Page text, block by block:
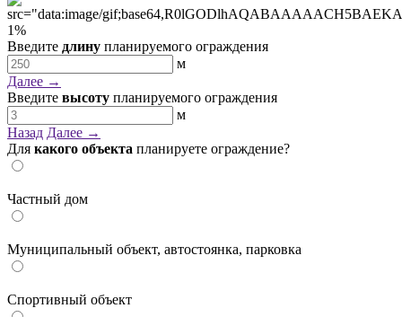
1%
Введите длину планируемого ограждения
м
Далее →
Введите высоту планируемого ограждения
м
Назад Далее →
Для какого объекта планируете ограждение?
Частный дом
Муниципальный объект, автостоянка, парковка
Спортивный объект